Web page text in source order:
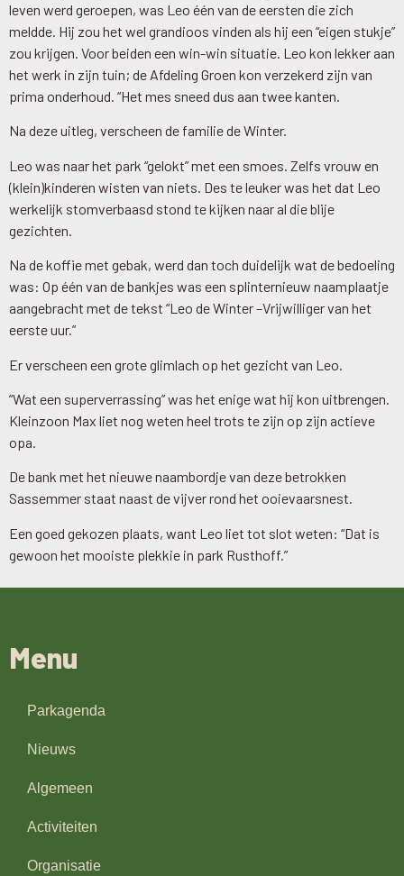
leven werd geroepen, was Leo één van de eersten die zich
meldde. Hij zou het wel grandioos vinden als hij een “eigen stukje”
zou krijgen. Voor beiden een win-win situatie. Leo kon lekker aan
het werk in zijn tuin; de Afdeling Groen kon verzekerd zijn van
prima onderhoud. “Het mes sneed dus aan twee kanten.
Na deze uitleg, verscheen de familie de Winter.
Leo was naar het park “gelokt” met een smoes. Zelfs vrouw en
(klein)kinderen wisten van niets. Des te leuker was het dat Leo
werkelijk stomverbaasd stond te kijken naar al die blije
gezichten.
Na de koffie met gebak, werd dan toch duidelijk wat de bedoeling
was: Op één van de bankjes was een splinternieuw naamplaatje
aangebracht met de tekst “Leo de Winter –Vrijwilliger van het
eerste uur.”
Er verscheen een grote glimlach op het gezicht van Leo.
“Wat een superverrassing” was het enige wat hij kon uitbrengen.
Kleinzoon Max liet nog weten heel trots te zijn op zijn actieve
opa.
De bank met het nieuwe naambordje van deze betrokken
Sassemmer staat naast de vijver rond het ooievaarsnest.
Een goed gekozen plaats, want Leo liet tot slot weten: “Dat is
gewoon het mooiste plekkie in park Rusthoff.”
Menu
Parkagenda
Nieuws
Algemeen
Activiteiten
Organisatie